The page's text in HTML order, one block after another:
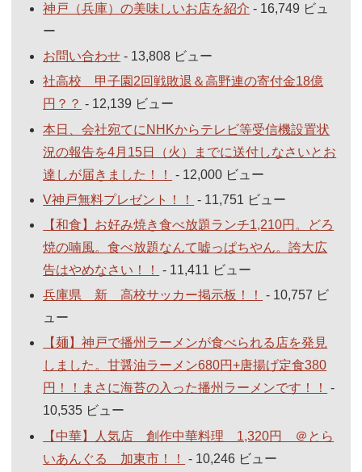
神戸（兵庫）の美味しいお店を紹介 - 16,749 ビュ
ー
お問い合わせ - 13,808 ビュー
社高校 甲子園2回戦敗退＆高野連の寄付金18億
円？？ - 12,139 ビュー
本日、会社宛てにNHKからテレビ等受信機設置状
況の報告を4月15日（火）までに送付しなさいとお
達しが届きました！！
- 12,000 ビュー
V神戸無料プレゼント！！
- 11,751 ビュー
【和食】お好み焼き食べ放題ランチ1,210円。どろ
焼の喃風。食べ放題なんて嘘っぱちやん。誇大広
告はやめなさい！！
- 11,411 ビュー
兵庫県 新 高校サッカー掲示板！！
- 10,757 ビ
ュー
【麺】神戸で播州ラーメンが食べられる店を発見
しました。甘醤油ラーメン680円+唐揚げ定食380
円！！まさに海苔の入った播州ラーメンです！！
-
10,535 ビュー
【中華】人気店 創作中華料理 1,320円 ＠とら
いあんぐる 加東市！！
- 10,246 ビュー